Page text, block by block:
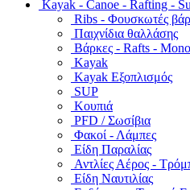
Kayak - Canoe - Rafting -
Ribs - Φουσκωτές
Παιχνίδια θαλλάσης
Βάρκες - Rafts -
Kayak
Kayak Εξοπλισμός
SUP
Κουπιά
PFD / Σωσίβια
Φακοί - Λάμπες
Είδη Παραλίας
Αντλίες Αέρος -
Είδη Ναυτιλίας